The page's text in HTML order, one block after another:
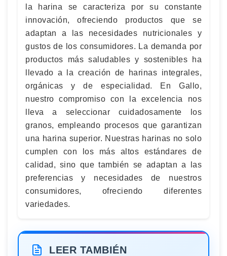
la harina se caracteriza por su constante
innovación, ofreciendo productos que se
adaptan a las necesidades nutricionales y
gustos de los consumidores. La demanda por
productos más saludables y sostenibles ha
llevado a la creación de harinas integrales,
orgánicas y de especialidad. En Gallo,
nuestro compromiso con la excelencia nos
lleva a seleccionar cuidadosamente los
granos, empleando procesos que garantizan
una harina superior. Nuestras harinas no solo
cumplen con los más altos estándares de
calidad, sino que también se adaptan a las
preferencias y necesidades de nuestros
consumidores, ofreciendo diferentes
variedades.
LEER TAMBIÉN